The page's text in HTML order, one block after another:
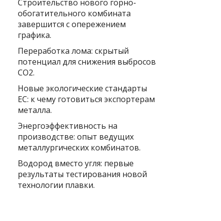
Строительство нового горно-
обогатительного комбината
завершится с опережением
графика.
Переработка лома: скрытый
потенциал для снижения выбросов
CO2.
Новые экологические стандарты
ЕС: к чему готовиться экспортерам
металла.
Энергоэффективность на
производстве: опыт ведущих
металлургических комбинатов.
Водород вместо угля: первые
результаты тестирования новой
технологии плавки.